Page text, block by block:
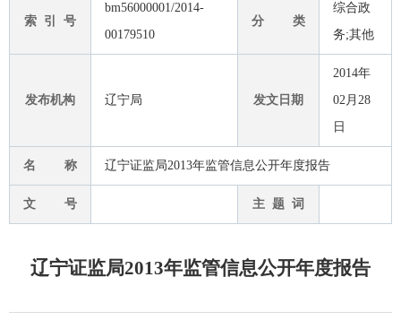
索 引 号
bm56000001/2014-
00179510
分 类
综合政
务;其他
发布机构 辽宁局 发文日期
2014年
02月28
日
名 称 辽宁证监局2013年监管信息公开年度报告
文 号 主 题 词
辽宁证监局2013年监管信息公开年度报告